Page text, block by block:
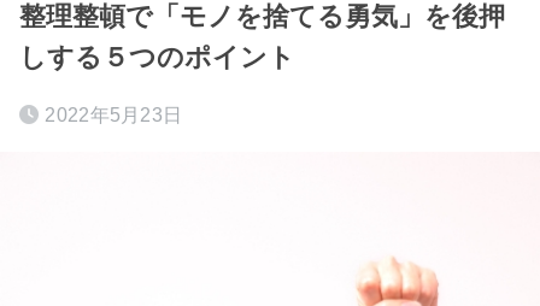
整理整頓で「モノを捨てる勇気」を後押
しする５つのポイント
2022年5月23日